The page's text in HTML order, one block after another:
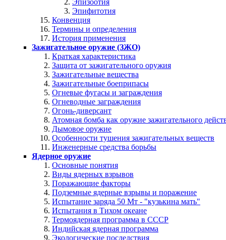
Эпизоотия
Эпифитотия
Конвенция
Термины и определения
История применения
Зажигательное оружие (ЗЖО)
Краткая характеристика
Защита от зажигательного оружия
Зажигательные вещества
Зажигательные боеприпасы
Огневые фугасы и заграждения
Огневодные заграждения
Огонь-диверсант
Атомная бомба как оружие зажигательного
Дымовое оружие
Особенности тушения зажигательных веществ
Инженерные средства борьбы
Ядерное оружие
Основные понятия
Виды ядерных взрывов
Поражающие факторы
Подземные ядерные взрывы и поражение
Испытание заряда 50 Мт - "кузькина мать"
Испытания в Тихом океане
Термоядерная программа в СССР
Индийская ядерная программа
Экологические последствия